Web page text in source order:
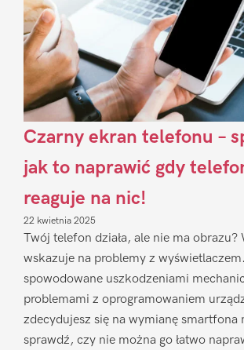
Czarny ekran telefonu –
jak to naprawić gdy
reaguje na nic!
22 kwietnia 2025
Twój telefon działa, ale nie ma obrazu?
wskazuje na problemy z
spowodowane uszkodzeniami
problemami z oprogramowaniem
zdecydujesz się na wymianę smartfona
sprawdź, czy nie można go łatwo